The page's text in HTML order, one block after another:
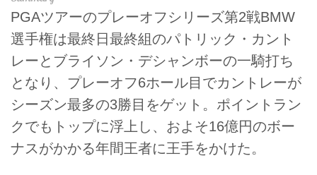
PGAツアーのプレーオフシリーズ第2戦BMW
選手権は最終日最終組のパトリック・カント
レーとブライソン・デシャンボーの一騎打ち
となり、プレーオフ6ホール目でカントレーが
シーズン最多の3勝目をゲット。ポイントラン
クでもトップに浮上し、およそ16億円のボー
ナスがかかる年間王者に王手をかけた。